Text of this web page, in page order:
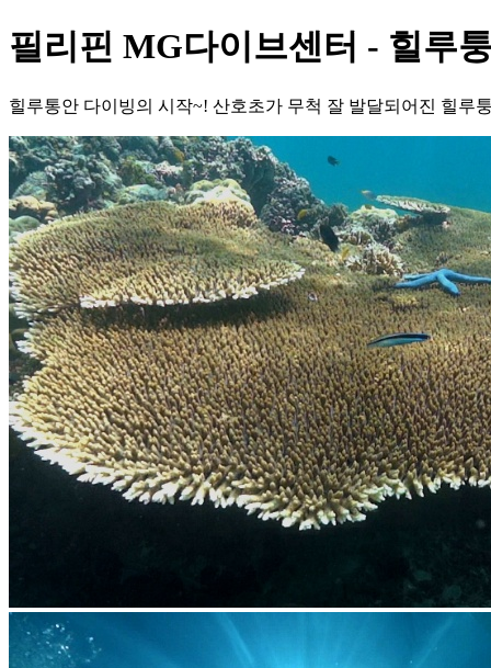
필리핀 MG다이브센터 - 힐루
힐루통안 다이빙의 시작~! 산호초가 무척 잘 발달되어진 힐루